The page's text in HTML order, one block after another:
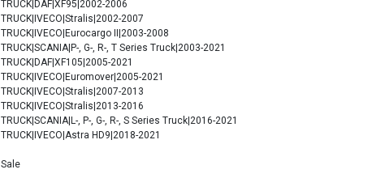
TRUCK|DAF|XF95|2002-2006
TRUCK|IVECO|Stralis|2002-2007
TRUCK|IVECO|Eurocargo II|2003-2008
TRUCK|SCANIA|P-, G-, R-, T Series Truck|2003-2021
TRUCK|DAF|XF105|2005-2021
TRUCK|IVECO|Euromover|2005-2021
TRUCK|IVECO|Stralis|2007-2013
TRUCK|IVECO|Stralis|2013-2016
TRUCK|SCANIA|L-, P-, G-, R-, S Series Truck|2016-2021
TRUCK|IVECO|Astra HD9|2018-2021
Sale